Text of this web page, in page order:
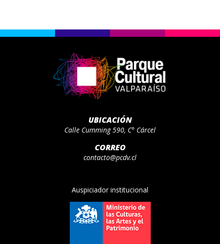
UBICACIÓN
Calle Cumming 590, C° Cárcel
CORREO
contacto@pcdv.cl
Auspiciador institucional